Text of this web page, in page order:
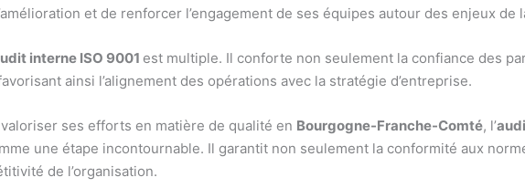
et de renforcer l’engagement de ses équipes autour des enjeux de
interne ISO 9001 est multiple. Il conforte non seulement la confiance des
ainsi l’alignement des opérations avec la stratégie d’entreprise.
ses efforts en matière de qualité en Bourgogne-Franche-Comté, l’
une étape incontournable. Il garantit non seulement la conformité aux
de l’organisation.